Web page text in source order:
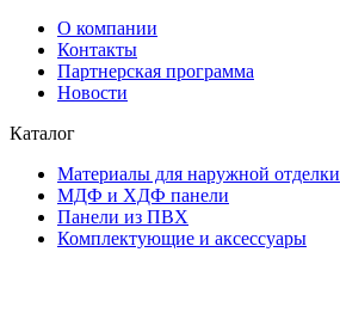
О компании
Контакты
Партнерская программа
Новости
Каталог
Материалы для наружной отделки
МДФ и ХДФ панели
Панели из ПВХ
Комплектующие и аксессуары